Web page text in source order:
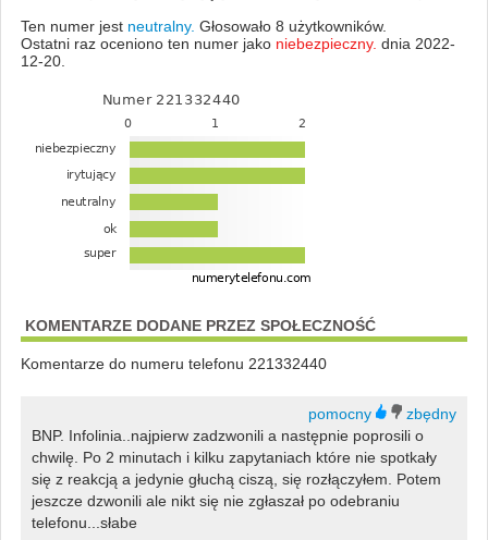
Ten numer jest neutralny. Głosowało 8 użytkowników.
Ostatni raz oceniono ten numer jako niebezpieczny. dnia 2022-
12-20.
KOMENTARZE DODANE PRZEZ SPOŁECZNOŚĆ
Komentarze do numeru telefonu 221332440
BNP. Infolinia..najpierw zadzwonili a następnie poprosili o
chwilę. Po 2 minutach i kilku zapytaniach które nie spotkały
się z reakcją a jedynie głuchą ciszą, się rozłączyłem. Potem
jeszcze dzwonili ale nikt się nie zgłaszał po odebraniu
telefonu...słabe